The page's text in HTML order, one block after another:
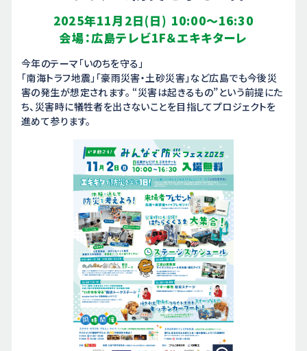
2025年11月2日(日) 10:00～16:30
会場：広島テレビ1F＆エキキターレ
今年のテーマ「いのちを守る」
「南海トラフ地震」「豪雨災害・土砂災害」など広島でも今後災
害の発生が想定されます。 “災害は起きるもの”という前提にた
ち、災害時に犠牲者を出さないことを目指してプロジェクトを
進めて参ります。